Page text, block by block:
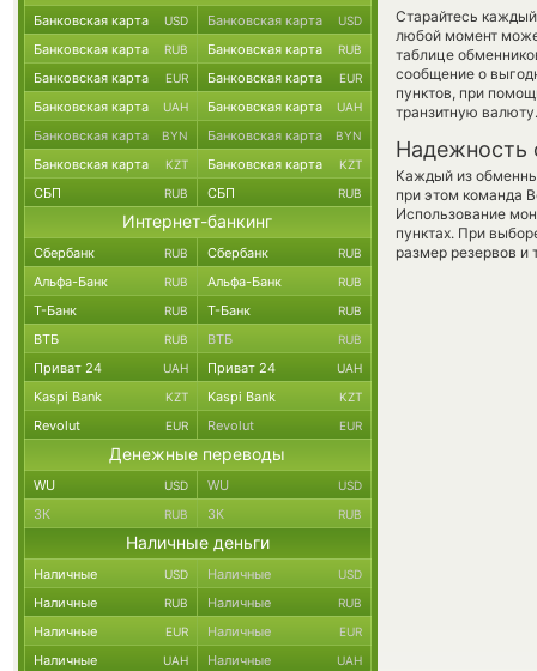
Старайтесь
любой момент
таблице
сообщение о
пунктов, при
транзитную валюту.
Надежность
Каждый из
при этом команда
Использование
пунктах. При
размер резервов и
Банковская карта USD Банковская карта USD
Банковская карта RUB Банковская карта RUB
Банковская карта EUR Банковская карта EUR
Банковская карта UAH Банковская карта UAH
Банковская карта BYN Банковская карта BYN
Банковская карта KZT Банковская карта KZT
СБП RUB СБП RUB
Интернет-банкинг
Сбербанк RUB Сбербанк RUB
Альфа-Банк RUB Альфа-Банк RUB
Т-Банк RUB Т-Банк RUB
ВТБ RUB ВТБ RUB
Приват 24 UAH Приват 24 UAH
Kaspi Bank KZT Kaspi Bank KZT
Revolut EUR Revolut EUR
Денежные переводы
WU USD WU USD
ЗК RUB ЗК RUB
Наличные деньги
Наличные USD Наличные USD
Наличные RUB Наличные RUB
Наличные EUR Наличные EUR
Наличные UAH Наличные UAH